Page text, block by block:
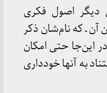
دیگر اصول فکری
آن ـ که نام‌شان ذکر
این‌جا حتی امکان
به آنها خودداری